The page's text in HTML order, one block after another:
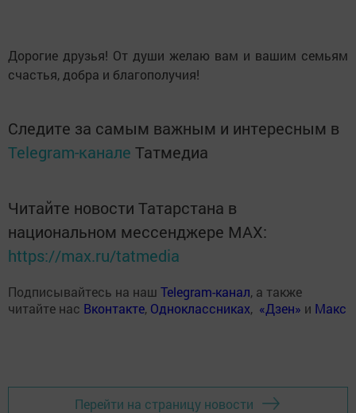
Дорогие друзья! От души желаю вам и вашим семьям
счастья, добра и благополучия!
Следите за самым важным и интересным в
Telegram-канале Татмедиа
Читайте новости Татарстана в
национальном мессенджере MАХ:
https://max.ru/tatmedia
Подписывайтесь на наш Telegram-канал, а также
читайте нас Вконтакте, Одноклассниках, «Дзен» и Макс
Перейти на страницу новости